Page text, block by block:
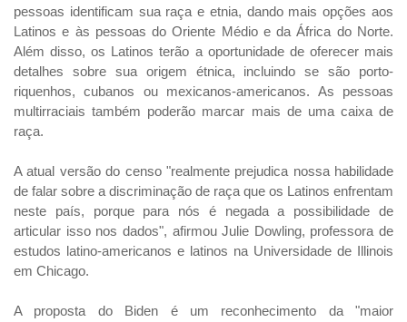
pessoas identificam sua raça e etnia, dando mais opções aos
Latinos e às pessoas do Oriente Médio e da África do Norte.
Além disso, os Latinos terão a oportunidade de oferecer mais
detalhes sobre sua origem étnica, incluindo se são porto-
riquenhos, cubanos ou mexicanos-americanos. As pessoas
multirraciais também poderão marcar mais de uma caixa de
raça.
A atual versão do censo "realmente prejudica nossa habilidade
de falar sobre a discriminação de raça que os Latinos enfrentam
neste país, porque para nós é negada a possibilidade de
articular isso nos dados", afirmou Julie Dowling, professora de
estudos latino-americanos e latinos na Universidade de Illinois
em Chicago.
A proposta do Biden é um reconhecimento da "maior